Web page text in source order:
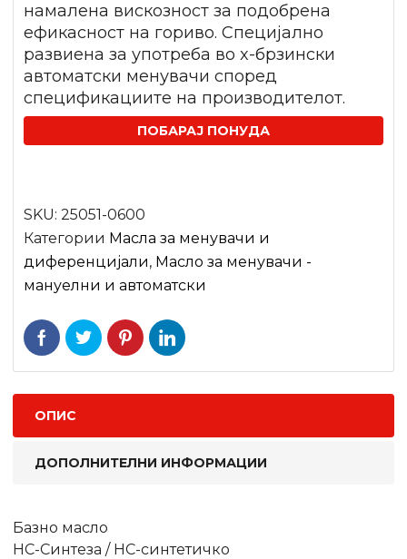
намалена вискозност за подобрена
ефикасност на гориво. Специјално
развиена за употреба во x-брзински
автоматски менувачи според
спецификациите на производителот.
ПОБАРАЈ ПОНУДА
SKU: 25051-0600
Категории Масла за менувачи и
диференцијали, Масло за менувачи -
мануелни и автоматски
ОПИС
ДОПОЛНИТЕЛНИ ИНФОРМАЦИИ
Базно масло
HC-Синтеза / HC-синтетичко